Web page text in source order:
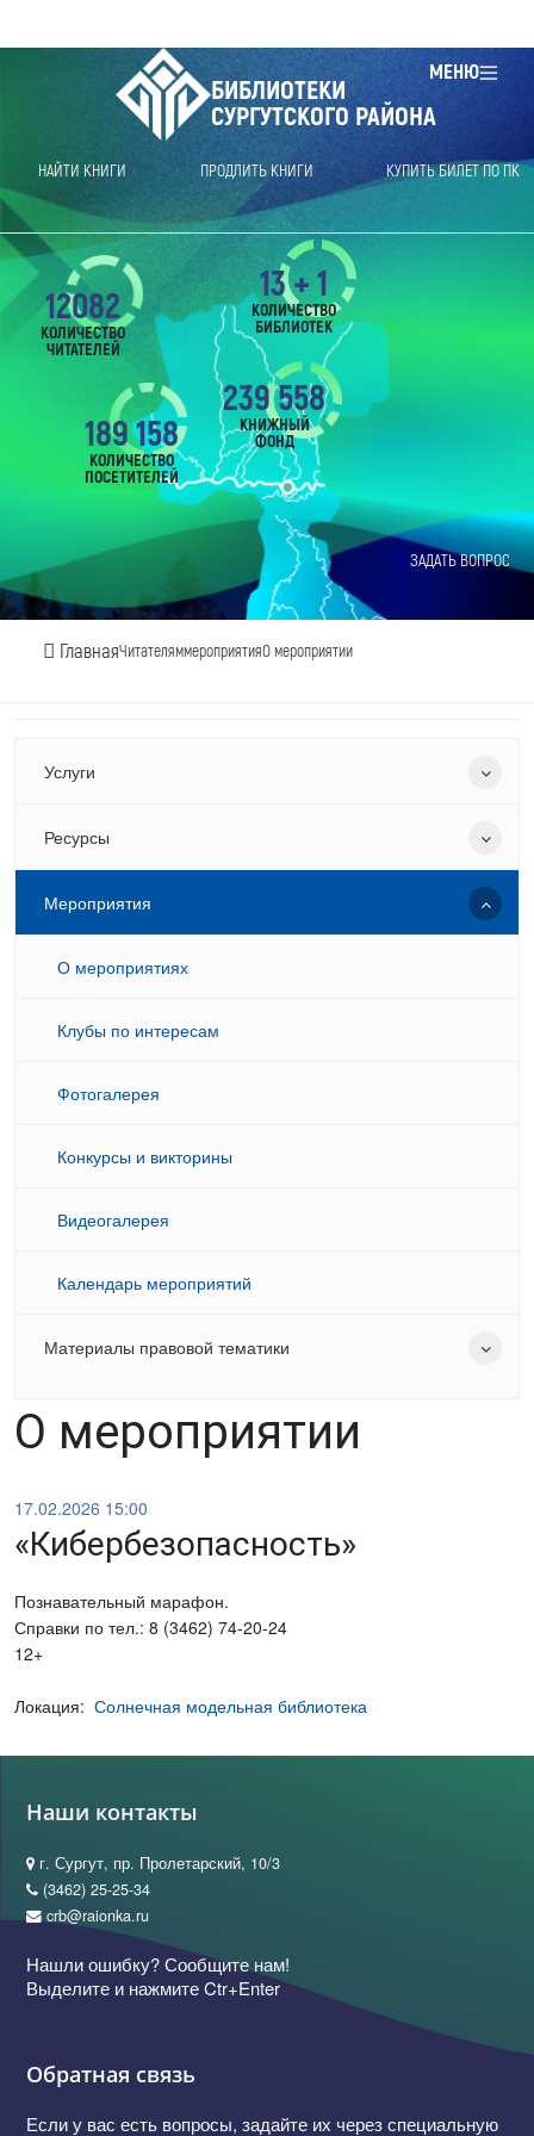
МЕНЮ
БИБЛИОТЕКИ
СУРГУТСКОГО РАЙОНА
НАЙТИ КНИГИ ПРОДЛИТЬ КНИГИ КУПИТЬ БИЛЕТ ПО ПК
ЗАДАТЬ ВОПРОС
ГлавнаяЧитателяммероприятияО мероприятии
12082
КОЛИЧЕСТВО
ЧИТАТЕЛЕЙ
189 158
КОЛИЧЕСТВО
ПОСЕТИТЕЛЕЙ
239 558
КНИЖНЫЙ
ФОНД
13 + 1
КОЛИЧЕСТВО
БИБЛИОТЕК
Услуги
Ресурсы
Мероприятия
О мероприятиях
Клубы по интересам
Фотогалерея
Конкурсы и викторины
Видеогалерея
Календарь мероприятий
Материалы правовой тематики
О мероприятии
17.02.2026 15:00
«Кибербезопасность»
Познавательный марафон.
Справки по тел.: 8 (3462) 74-20-24
12+
Локация: Солнечная модельная библиотека
Наши контакты
г. Сургут, пр. Пролетарский, 10/3
(3462) 25-25-34
crb@raionka.ru
Нашли ошибку? Сообщите нам!
Выделите и нажмите Ctr+Enter
Обратная связь
Если у вас есть вопросы, задайте их через специальную